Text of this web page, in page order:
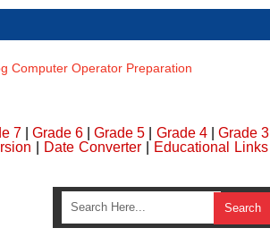
Computer Operator Preparation
7| Grade 6 |Grade 5 Grade 4| Grade 3
Date Converter| Educational Links